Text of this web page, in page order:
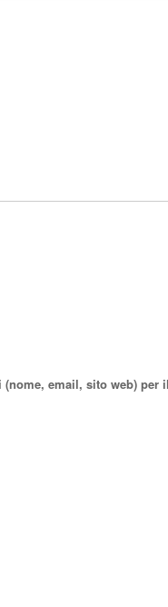
email, sito web) per